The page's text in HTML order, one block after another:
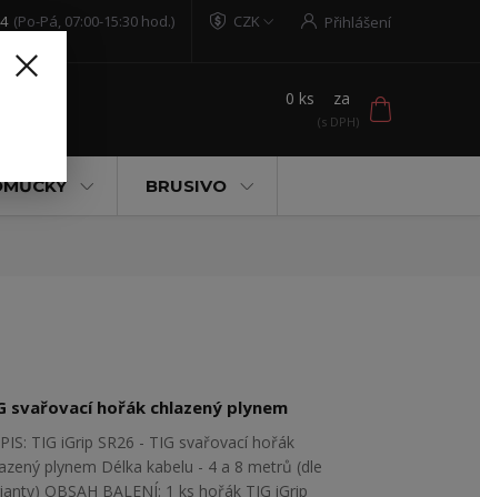
CZK Přihlášení
(Po-Pá, 07:00-15:30 hod.)
0 ks za
BRUSIVO
svařovací hořák chlazený plynem
TIG iGrip SR26 - TIG svařovací hořák
plynem Délka kabelu - 4 a 8 metrů (dle
OBSAH BALENÍ: 1 ks hořák TIG iGrip